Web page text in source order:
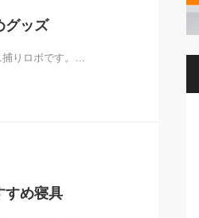
グッズ
捕りロボです。…
すめ寝具